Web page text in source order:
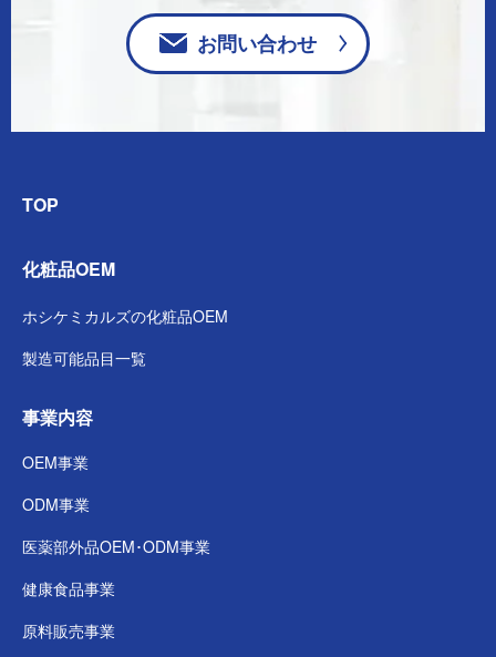
お問い合わせ
TOP
化粧品OEM
ホシケミカルズの化粧品OEM
製造可能品目一覧
事業内容
OEM事業
ODM事業
医薬部外品OEM･ODM事業
健康食品事業
原料販売事業